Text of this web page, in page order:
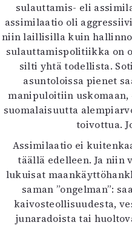
sulauttamis- eli
assimilaatio oli
niin laillisilla kuin
sulauttamispolitiikka on
silti yhtä todellista.
asuntoloissa pienet
manipuloitiin uskomaan,
suomalaisuutta
toivottua.
Assimilaatio ei
täällä edelleen. Ja niin
lukuisat
saman ”ongelman”:
kaivosteollisuudesta,
junaradoista tai